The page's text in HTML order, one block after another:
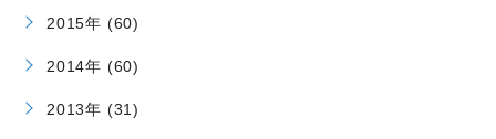
2015年 (60)
2014年 (60)
2013年 (31)